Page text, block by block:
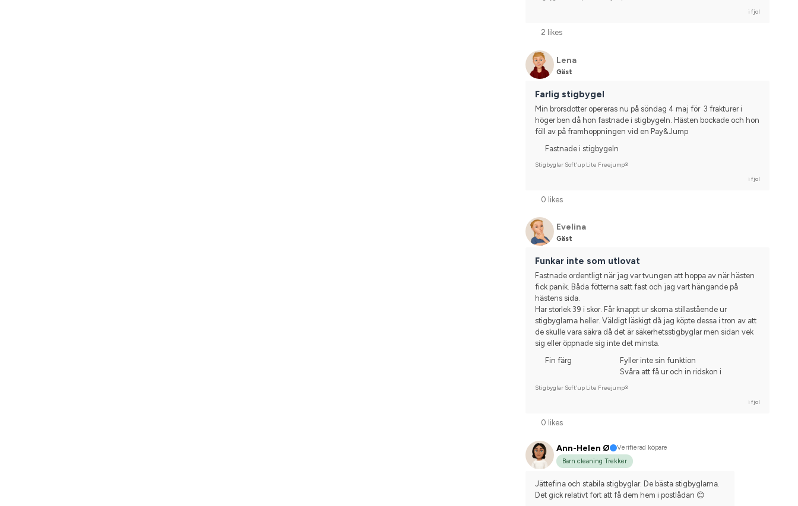
i fjol
2 likes
Lena
Gäst
Farlig stigbygel
Min brorsdotter opereras nu på söndag 4 maj för  3 frakturer i
höger ben då hon fastnade i stigbygeln. Hästen bockade och hon
föll av på framhoppningen vid en Pay&Jump
Fastnade i stigbygeln
Stigbyglar Soft'up Lite Freejump®
i fjol
0 likes
Evelina
Gäst
Funkar inte som utlovat
Fastnade ordentligt när jag var tvungen att hoppa av när hästen
fick panik. Båda fötterna satt fast och jag vart hängande på
hästens sida.
Har storlek 39 i skor. Får knappt ur skorna stillastående ur
stigbyglarna heller. Väldigt läskigt då jag köpte dessa i tron av att
de skulle vara säkra då det är säkerhetsstigbyglar men sidan vek
sig eller öppnade sig inte det minsta.
Fin färg
Fyller inte sin funktion
Svåra att få ur och in ridskon i
Stigbyglar Soft'up Lite Freejump®
i fjol
0 likes
Ann-Helen Ø
Verifierad köpare
Barn cleaning Trekker
Jättefina och stabila stigbyglar. De bästa stigbyglarna.
Det gick relativt fort att få dem hem i postlådan 😊